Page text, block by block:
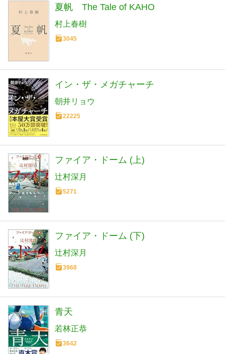
夏帆 The Tale of KAHO
村上春樹
3045
イン・ザ・メガチャーチ
朝井リョウ
22225
ファイア・ドーム (上)
辻村深月
5271
ファイア・ドーム (下)
辻村深月
3968
青天
若林正恭
3642